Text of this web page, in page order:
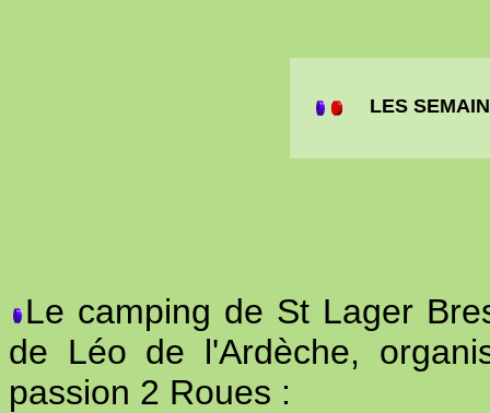
LES
Le camping de St Lager
de Léo de l'Ardèche,
passion 2 Roues :